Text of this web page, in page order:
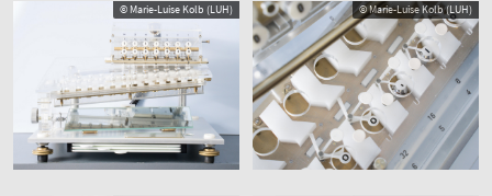
© Marie-Luise Kolb (LUH) © Marie-Luise Kolb (LUH)